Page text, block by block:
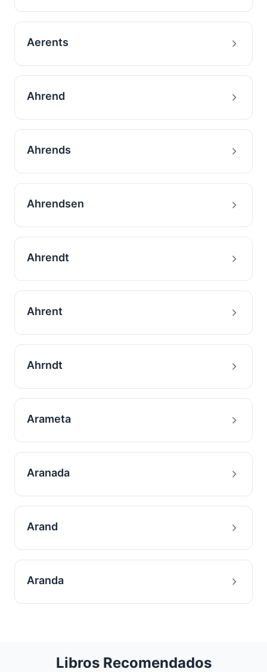
Aerents
Ahrend
Ahrends
Ahrendsen
Ahrendt
Ahrent
Ahrndt
Arameta
Aranada
Arand
Aranda
Libros Recomendados